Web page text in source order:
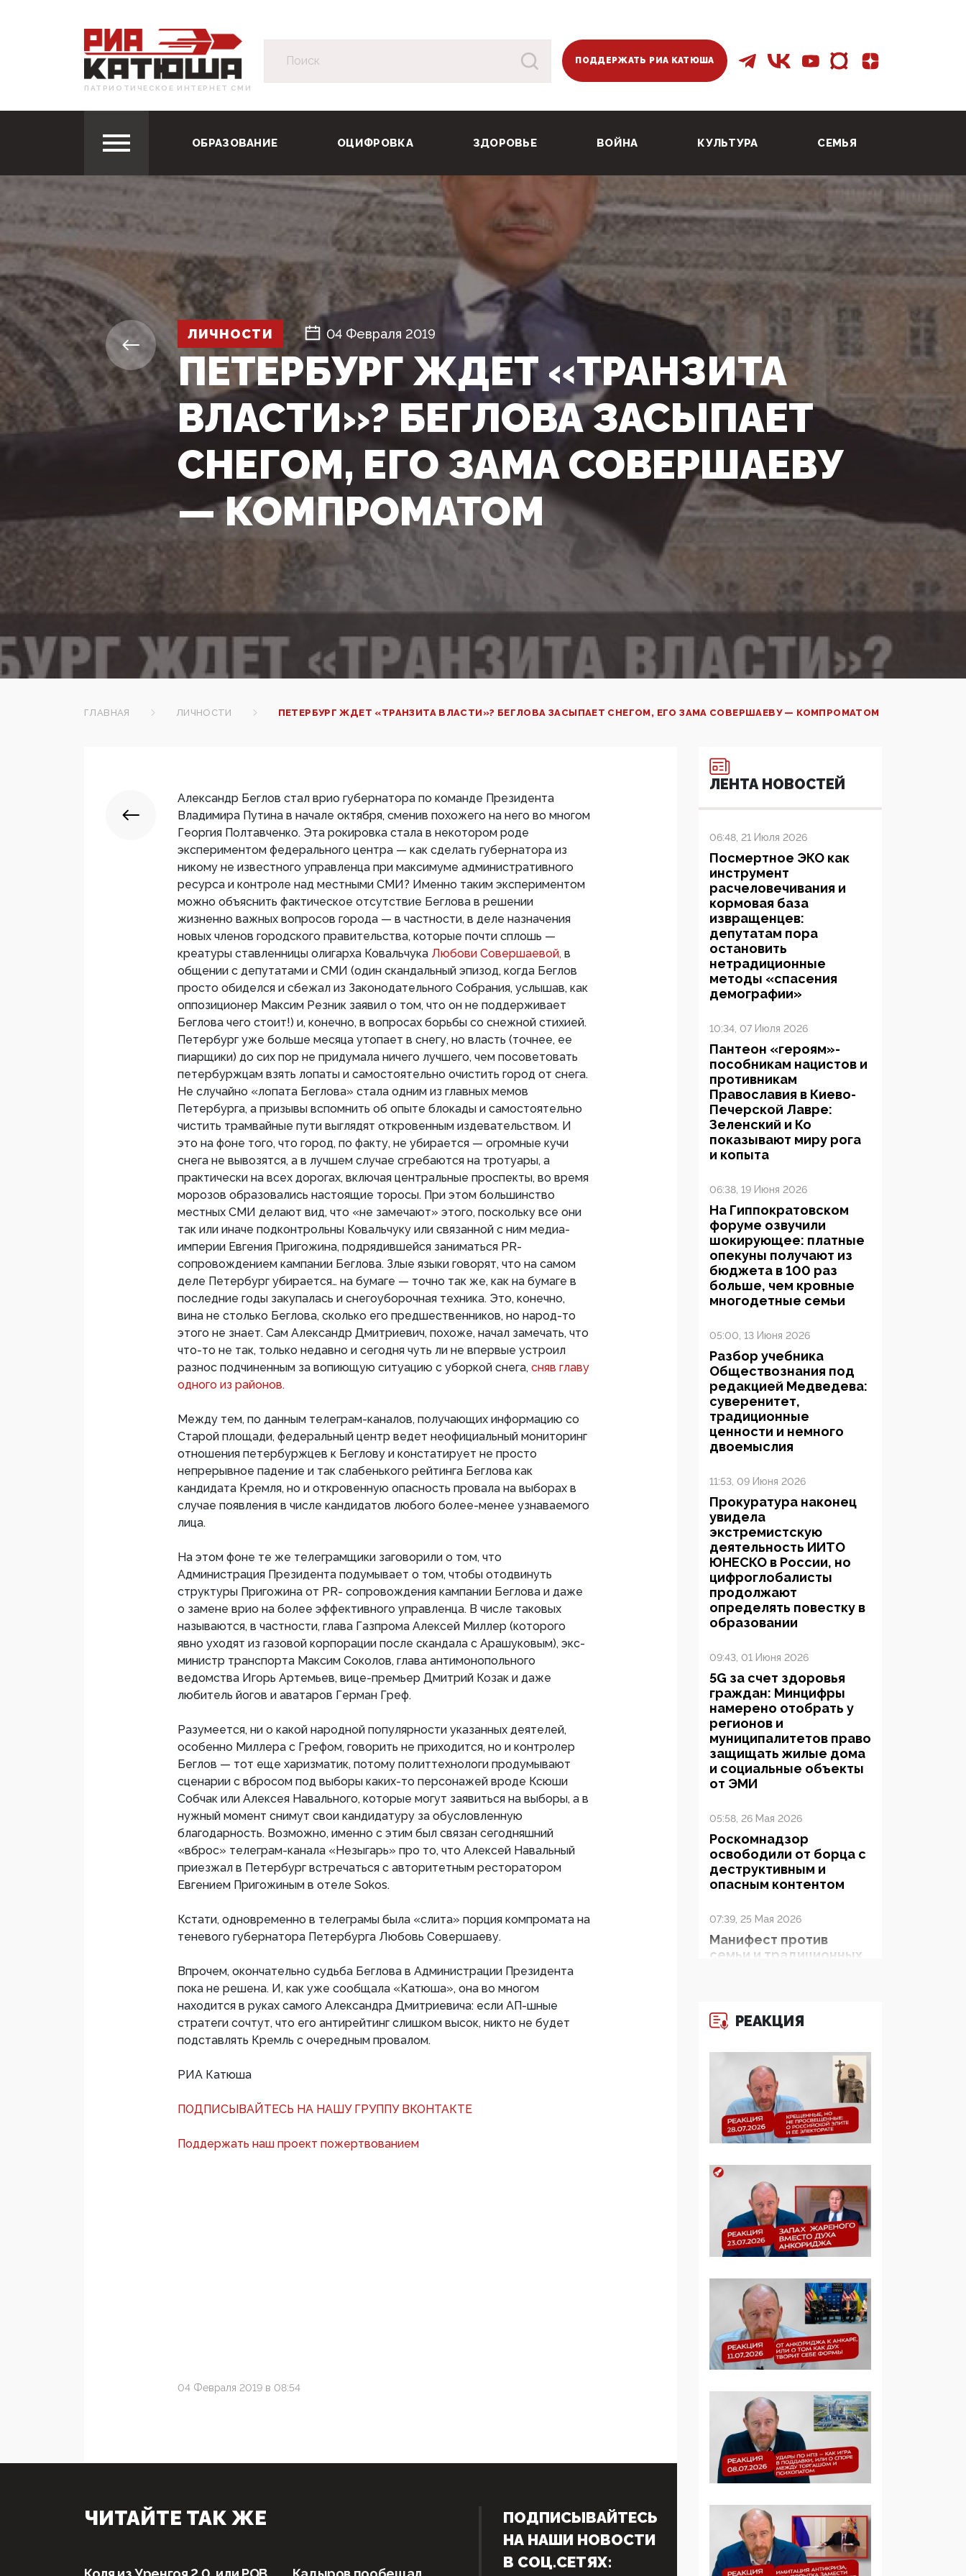
ПАТРИОТИЧЕСКОЕ ИНТЕРНЕТ СМИ
ПОДДЕРЖАТЬ РИА КАТЮША
ОБРАЗОВАНИЕ ОЦИФРОВКА ЗДОРОВЬЕ ВОЙНА КУЛЬТУРА СЕМЬЯ
ЛИЧНОСТИ 04 Февраля 2019
ПЕТЕРБУРГ ЖДЕТ «ТРАНЗИТА
ВЛАСТИ»? БЕГЛОВА ЗАСЫПАЕТ
СНЕГОМ, ЕГО ЗАМА СОВЕРШАЕВУ
— КОМПРОМАТОМ
ГЛАВНАЯ ЛИЧНОСТИ ПЕТЕРБУРГ ЖДЕТ «ТРАНЗИТА ВЛАСТИ»? БЕГЛОВА ЗАСЫПАЕТ СНЕГОМ, ЕГО ЗАМА СОВЕРШАЕВУ — КОМПРОМАТОМ
Александр Беглов стал врио губернатора по команде Президента
Владимира Путина в начале октября, сменив похожего на него во многом
Георгия Полтавченко. Эта рокировка стала в некотором роде
экспериментом федерального центра — как сделать губернатора из
никому не известного управленца при максимуме административного
ресурса и контроле над местными СМИ? Именно таким экспериментом
можно объяснить фактическое отсутствие Беглова в решении
жизненно важных вопросов города — в частности, в деле назначения
новых членов городского правительства, которые почти сплошь —
креатуры ставленницы олигарха Ковальчука Любови Совершаевой, в
общении с депутатами и СМИ (один скандальный эпизод, когда Беглов
просто обиделся и сбежал из Законодательного Собрания, услышав, как
оппозиционер Максим Резник заявил о том, что он не поддерживает
Беглова чего стоит!) и, конечно, в вопросах борьбы со снежной стихией.
Петербург уже больше месяца утопает в снегу, но власть (точнее, ее
пиарщики) до сих пор не придумала ничего лучшего, чем посоветовать
петербуржцам взять лопаты и самостоятельно очистить город от снега.
Не случайно «лопата Беглова» стала одним из главных мемов
Петербурга, а призывы вспомнить об опыте блокады и самостоятельно
чистить трамвайные пути выглядят откровенным издевательством. И
это на фоне того, что город, по факту, не убирается — огромные кучи
снега не вывозятся, а в лучшем случае сгребаются на тротуары, а
практически на всех дорогах, включая центральные проспекты, во время
морозов образовались настоящие торосы. При этом большинство
местных СМИ делают вид, что «не замечают» этого, поскольку все они
так или иначе подконтрольны Ковальчуку или связанной с ним медиа-
империи Евгения Пригожина, подрядившейся заниматься PR-
сопровождением кампании Беглова. Злые языки говорят, что на самом
деле Петербург убирается… на бумаге — точно так же, как на бумаге в
последние годы закупалась и снегоуборочная техника. Это, конечно,
вина не столько Беглова, сколько его предшественников, но народ-то
этого не знает. Сам Александр Дмитриевич, похоже, начал замечать, что
что-то не так, только недавно и сегодня чуть ли не впервые устроил
разнос подчиненным за вопиющую ситуацию с уборкой снега, сняв главу
одного из районов.
Между тем, по данным телеграм-каналов, получающих информацию со
Старой площади, федеральный центр ведет неофициальный мониторинг
отношения петербуржцев к Беглову и констатирует не просто
непрерывное падение и так слабенького рейтинга Беглова как
кандидата Кремля, но и откровенную опасность провала на выборах в
случае появления в числе кандидатов любого более-менее узнаваемого
лица.
На этом фоне те же телеграмщики заговорили о том, что
Администрация Президента подумывает о том, чтобы отодвинуть
структуры Пригожина от PR- сопровождения кампании Беглова и даже
о замене врио на более эффективного управленца. В числе таковых
называются, в частности, глава Газпрома Алексей Миллер (которого
явно уходят из газовой корпорации после скандала с Арашуковым), экс-
министр транспорта Максим Соколов, глава антимонопольного
ведомства Игорь Артемьев, вице-премьер Дмитрий Козак и даже
любитель йогов и аватаров Герман Греф.
Разумеется, ни о какой народной популярности указанных деятелей,
особенно Миллера с Грефом, говорить не приходится, но и контролер
Беглов — тот еще харизматик, потому политтехнологи продумывают
сценарии с вбросом под выборы каких-то персонажей вроде Ксюши
Собчак или Алексея Навального, которые могут заявиться на выборы, а в
нужный момент снимут свои кандидатуру за обусловленную
благодарность. Возможно, именно с этим был связан сегодняшний
«вброс» телеграм-канала «Незыгарь» про то, что Алексей Навальный
приезжал в Петербург встречаться с авторитетным ресторатором
Евгением Пригожиным в отеле Sokos.
Кстати, одновременно в телеграмы была «слита» порция компромата на
теневого губернатора Петербурга Любовь Совершаеву.
Впрочем, окончательно судьба Беглова в Администрации Президента
пока не решена. И, как уже сообщала «Катюша», она во многом
находится в руках самого Александра Дмитриевича: если АП-шные
стратеги сочтут, что его антирейтинг слишком высок, никто не будет
подставлять Кремль с очередным провалом.
РИА Катюша
ПОДПИСЫВАЙТЕСЬ НА НАШУ ГРУППУ ВКОНТАКТЕ
Поддержать наш проект пожертвованием
04 Февраля 2019 в 08:54
ЛЕНТА НОВОСТЕЙ
06:48, 21 Июля 2026
Посмертное ЭКО как
инструмент
расчеловечивания и
кормовая база
извращенцев:
депутатам пора
остановить
нетрадиционные
методы «спасения
демографии»
10:34, 07 Июля 2026
Пантеон «героям»-
пособникам нацистов и
противникам
Православия в Киево-
Печерской Лавре:
Зеленский и Ко
показывают миру рога
и копыта
06:38, 19 Июня 2026
На Гиппократовском
форуме озвучили
шокирующее: платные
опекуны получают из
бюджета в 100 раз
больше, чем кровные
многодетные семьи
05:00, 13 Июня 2026
Разбор учебника
Обществознания под
редакцией Медведева:
суверенитет,
традиционные
ценности и немного
двоемыслия
11:53, 09 Июня 2026
Прокуратура наконец
увидела
экстремистскую
деятельность ИИТО
ЮНЕСКО в России, но
цифроглобалисты
продолжают
определять повестку в
образовании
09:43, 01 Июня 2026
5G за счет здоровья
граждан: Минцифры
намерено отобрать у
регионов и
муниципалитетов право
защищать жилые дома
и социальные объекты
от ЭМИ
05:58, 26 Мая 2026
Роскомнадзор
освободили от борца с
деструктивным и
опасным контентом
07:39, 25 Мая 2026
Манифест против
семьи и традиционных
на битву с
мужчинами-«бабуинам
05:08, 15 Мая 2026
Эзотерика,
инфоцыганство и
лженаука под ширмой
защиты традиционных
ценностей: кто и с чем
выступал на форуме
«Россия 809. Традиции
будущего»
09:40, 06 Мая 2026
Симулякр патриотизма
и благолепия:
профилактика негатива
среди молодежи снова
отдана на откуп
«движперам»
03:35, 25 Апреля 2026
120 лет
парламентаризма: как
институт
народовластия
превратился в «чего
изволите» для
Правительства и АП
06:29, 15 Апреля 2026
Социальный фонд
России – пионер
жесткого внедрения
РЕАКЦИЯ
ЧИТАЙТЕ ТАК ЖЕ
ПОДПИСЫВАЙТЕСЬ
НА НАШИ НОВОСТИ
В СОЦ.СЕТЯХ: